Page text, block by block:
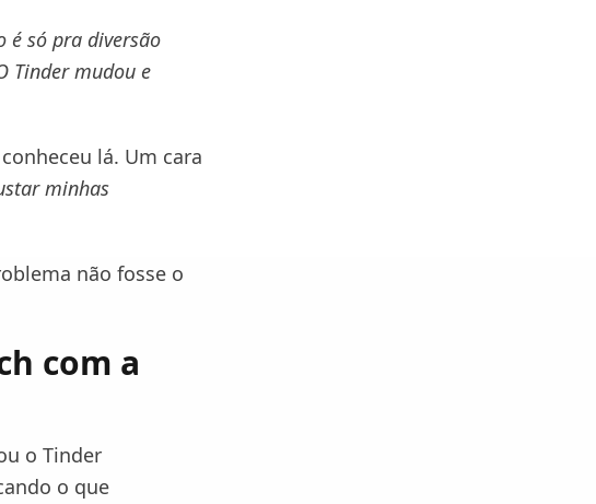
é só pra diversão
Tinder mudou e
lá. Um cara
minhas
não fosse o
com a
o Tinder
o que